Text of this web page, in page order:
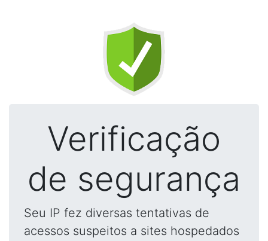
Verificação
de segurança
Seu IP fez diversas tentativas de
acessos suspeitos a sites hospedados